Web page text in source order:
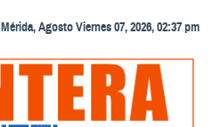
Mérida, Agosto Viernes 07, 2026, 02:37 pm